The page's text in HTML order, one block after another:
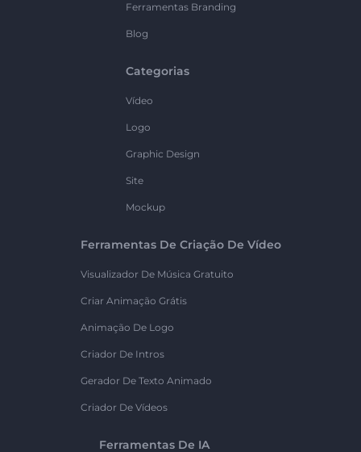
Ferramentas Branding
Blog
Categorias
Vídeo
Logo
Graphic Design
Site
Mockup
Ferramentas De Criação De Vídeo
Visualizador De Música Gratuito
Criar Animação Grátis
Animação De Logo
Criador De Intros
Gerador De Texto Animado
Criador De Vídeos
Ferramentas De IA